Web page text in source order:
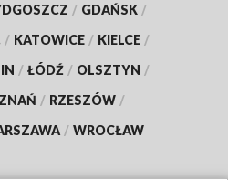
/ GDAŃSK /
/ KATOWICE / KIELCE /
/ ŁÓDŹ / OLSZTYN /
/ RZESZÓW /
/ WROCŁAW